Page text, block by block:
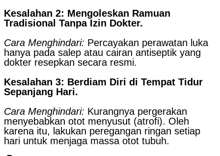
Kesalahan 2: Mengoleskan Ramuan
Tradisional Tanpa Izin Dokter.
Cara Menghindari: Percayakan perawatan luka
hanya pada salep atau cairan antiseptik yang
dokter resepkan secara resmi.
Kesalahan 3: Berdiam Diri di Tempat Tidur
Sepanjang Hari.
Cara Menghindari: Kurangnya pergerakan
menyebabkan otot menyusut (atrofi). Oleh
karena itu, lakukan peregangan ringan setiap
hari untuk menjaga massa otot tubuh.